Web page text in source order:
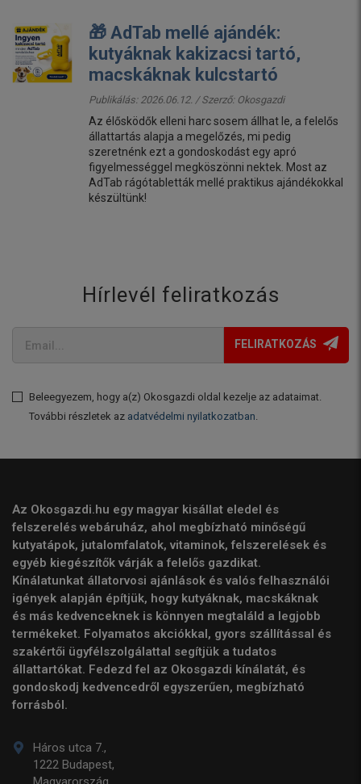
🎁 AdTab mellé ajándék:
kutyáknak kakizacsi tartó,
macskáknak kulcstartó
Publikálás: 2026.06.12. / Szerző: Okosgazdi
Az élősködők elleni harc sosem állhat le, a felelős
állattartás alapja a megelőzés, mi pedig
szeretnénk ezt a gondoskodást egy apró
figyelmességgel megköszönni nektek. Most az
AdTab rágótabletták mellé praktikus ajándékokkal
készültünk!
Hírlevél feliratkozás
FELIRATKOZÁS
Beleegyezem, hogy a(z) Okosgazdi oldal kezelje az adataimat.
További részletek az adatvédelmi nyilatkozatban.
Az Okosgazdi.hu egy magyar kisállat eledel és
felszerelés webáruház, ahol megbízható minőségű
kutyatápok, jutalomfalatok, vitaminok, felszerelések és
egyéb kiegészítők várják a felelős gazdikat.
Kínálatunkat állatorvosi ajánlások és valós felhasználói
igények alapján építjük, hogy kutyáknak, macskáknak
és más kedvenceknek is könnyen megtaláld a legjobb
termékeket. Folyamatos akciókkal, gyors szállítással és
szakértői ügyfélszolgálattal segítjük a tudatos
állattartókat. Fedezd fel az Okosgazdi kínálatát, és
gondoskodj kedvencedről egyszerűen, megbízható
forrásból.
Háros utca 7.,
1222 Budapest,